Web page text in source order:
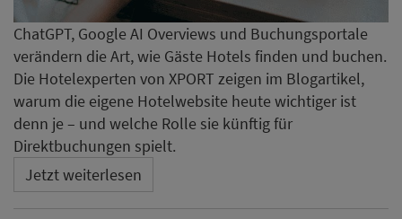
ChatGPT, Google AI Overviews und Buchungsportale
verändern die Art, wie Gäste Hotels finden und buchen.
Die Hotelexperten von XPORT zeigen im Blogartikel,
warum die eigene Hotelwebsite heute wichtiger ist
denn je – und welche Rolle sie künftig für
Direktbuchungen spielt.
Jetzt weiterlesen